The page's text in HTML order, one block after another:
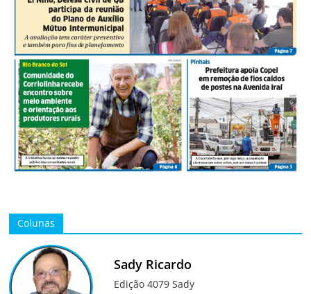
Colunas
Sady Ricardo
Edição 4079 Sady